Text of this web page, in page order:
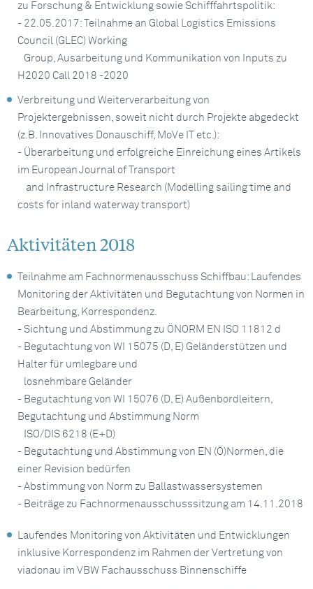
zu Forschung & Entwicklung sowie Schifffahrtspolitik:
- 22.05.2017: Teilnahme an Global Logistics Emissions
Council (GLEC) Working
Group, Ausarbeitung und Kommunikation von Inputs zu
H2020 Call 2018 -2020
Verbreitung und Weiterverarbeitung von
Projektergebnissen, soweit nicht durch Projekte abgedeckt
(z.B. Innovatives Donauschiff, MoVe IT etc.):
- Überarbeitung und erfolgreiche Einreichung eines Artikels
im European Journal of Transport
and Infrastructure Research (Modelling sailing time and
costs for inland waterway transport)
Aktivitäten 2018
Teilnahme am Fachnormenausschuss Schiffbau: Laufendes
Monitoring der Aktivitäten und Begutachtung von Normen in
Bearbeitung, Korrespondenz.
- Sichtung und Abstimmung zu ÖNORM EN ISO 11812 d
- Begutachtung von WI 15075 (D, E) Geländerstützen und
Halter für umlegbare und
losnehmbare Geländer
- Begutachtung von WI 15076 (D, E) Außenbordleitern,
Begutachtung und Abstimmung Norm
ISO/DIS 6218 (E+D)
- Begutachtung und Abstimmung von EN (Ö)Normen, die
einer Revision bedürfen
- Abstimmung von Norm zu Ballastwassersystemen
- Beiträge zu Fachnormenausschusssitzung am 14.11.2018
Laufendes Monitoring von Aktivitäten und Entwicklungen
inklusive Korrespondenz im Rahmen der Vertretung von
viadonau im VBW Fachausschuss Binnenschiffe